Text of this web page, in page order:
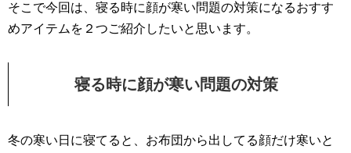
そこで今回は、寝る時に顔が寒い問題の対策になるおすす
めアイテムを２つご紹介したいと思います。
寝る時に顔が寒い問題の対策
冬の寒い日に寝てると、お布団から出してる顔だけ寒いと